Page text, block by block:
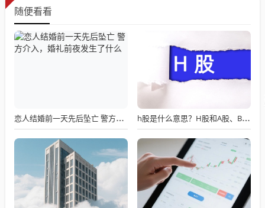
随便看看
恋人结婚前一天先后坠亡 警方介入，婚礼前夜发生了什么 h股是什么意思？H股和A股、B股有什么区别